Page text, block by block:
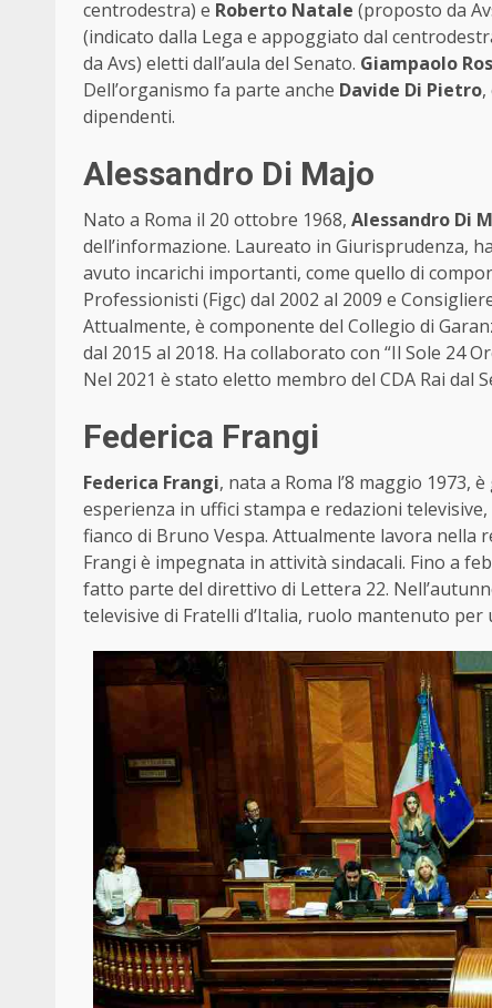
centrodestra) e Roberto Natale (proposto da
(indicato dalla Lega e appoggiato dal
da Avs) eletti dall’aula del Senato. Giampaolo
Dell’organismo fa parte anche Davide Di Pietro
dipendenti.
Alessandro Di Majo
Nato a Roma il 20 ottobre 1968, Alessandro Di
dell’informazione. Laureato in Giurisprudenza,
avuto incarichi importanti, come quello di
Professionisti (Figc) dal 2002 al 2009 e
Attualmente, è componente del Collegio di
dal 2015 al 2018. Ha collaborato con “Il Sole 24
Nel 2021 è stato eletto membro del CDA Rai dal
Federica Frangi
Federica Frangi, nata a Roma l’8 maggio
esperienza in uffici stampa e redazioni
fianco di Bruno Vespa. Attualmente lavora nella
Frangi è impegnata in attività sindacali. Fino a
fatto parte del direttivo di Lettera 22.
televisive di Fratelli d’Italia, ruolo mantenuto per